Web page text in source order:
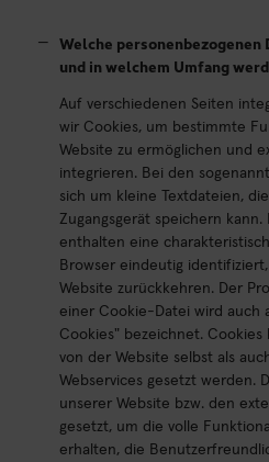
Welche personenbezogenen
und in welchem Umfang
Auf verschiedenen Seiten
wir Cookies, um bestimmte
Website zu ermöglichen und
integrieren. Bei den
sich um kleine Textdateien,
Zugangsgerät speichern kann.
enthalten eine
Browser eindeutig
Website zurückkehren. Der
einer Cookie-Datei wird auch
Cookies" bezeichnet. Cookies
von der Website selbst als
Webservices gesetzt werden.
unserer Website bzw. den
gesetzt, um die volle
erhalten, die